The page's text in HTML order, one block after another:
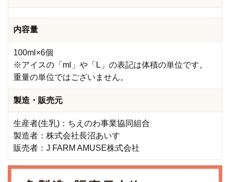
内容量
100ml×6個
※アイスの「ml」や「L」の表記は体積の単位です。
重量の単位ではございません。
製造・販売元
生産者(生乳)：ちえのわ事業協同組合
製造者：株式会社長沼あいす
販売者：J FARM AMUSE株式会社